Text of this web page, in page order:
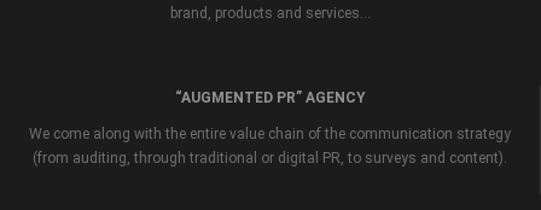
brand, products and services...
“AUGMENTED PR” AGENCY
We come along with the entire value chain of the communication strategy
(from auditing, through traditional or digital PR, to surveys and content).